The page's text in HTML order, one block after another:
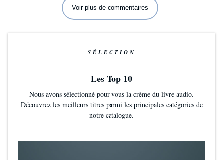
Voir plus de commentaires
SÉLECTION
Les Top 10
Nous avons sélectionné pour vous la crème du livre audio.
Découvrez les meilleurs titres parmi les principales catégories de
notre catalogue.